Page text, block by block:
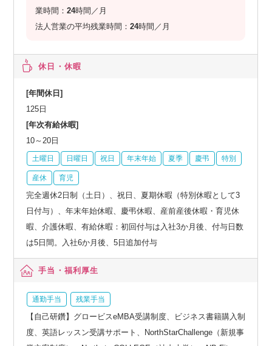
業時間：24時間／月
法人営業の平均残業時間：24時間／月
休日・休暇
[年間休日]
125日
[年次有給休暇]
10～20日
土曜日 日曜日 祝日 年末年始 夏季 慶弔 特別
産休 育児
完全週休2日制（土日）、祝日、夏期休暇（特別休暇として3
日付与）、年末年始休暇、慶弔休暇、産前産後休暇・育児休
暇、介護休暇、有給休暇：初回付与は入社3か月後、付与日数
は5日間。入社6か月後、5日追加付与
手当・福利厚生
通勤手当 残業手当
【自己研鑽】グロービスeMBA受講制度、ビジネス書籍購入制
度、英語レッスン受講サポート、NorthStarChallenge（新規事